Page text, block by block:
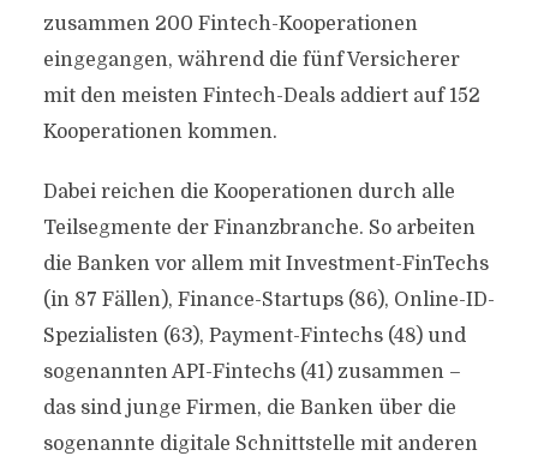
zusammen 200 Fintech-Kooperationen
eingegangen, während die fünf Versicherer
mit den meisten Fintech-Deals addiert auf 152
Kooperationen kommen.
Dabei reichen die Kooperationen durch alle
Teilsegmente der Finanzbranche. So arbeiten
die Banken vor allem mit Investment-FinTechs
(in 87 Fällen), Finance-Startups (86), Online-ID-
Spezialisten (63), Payment-Fintechs (48) und
sogenannten API-Fintechs (41) zusammen –
das sind junge Firmen, die Banken über die
sogenannte digitale Schnittstelle mit anderen